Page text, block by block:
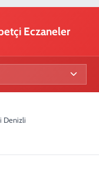
Eczaneler
Denizli